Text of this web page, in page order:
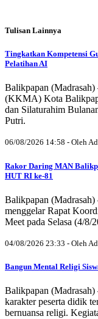
Tulisan Lainnya
Tingkatkan Kompetensi
Pelatihan AI
Balikpapan
(KKMA) Kota
dan Silaturahim
Putri.
06/08/2026 14:58 - Oleh
Rakor Daring MAN
HUT RI ke-81
Balikpapan
menggelar Rapat
Meet pada Selasa (4/8/
04/08/2026 23:33 - Oleh
Bangun Mental Religi
Balikpapan (Madrasah)
karakter peserta didik
bernuansa religi.